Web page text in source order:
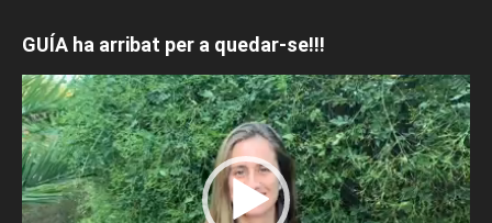
GUÍA ha arribat per a quedar-se!!!
Reproductor
de
vídeo